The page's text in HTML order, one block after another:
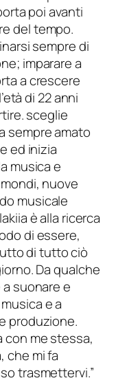
poi avanti
del tempo.
sempre di
imparare a
a crescere
di 22 anni
sceglie
sempre amato
ed inizia
musica e
nuove
musicale
è alla ricerca
di essere,
di tutto ciò
Da qualche
suonare e
e a
produzione.
con me stessa,
che mi fa
trasmettervi.”